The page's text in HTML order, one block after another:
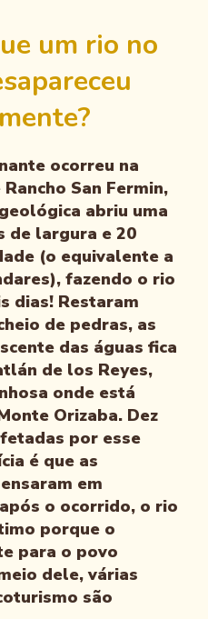
um rio no
ocorreu na
San Fermin,
abriu uma
de largura e 20
(o equivalente a
fazendo o rio
dias! Restaram
de pedras, as
das águas fica
de los Reyes,
onde está
Orizaba. Dez
por esse
é que as
em
o ocorrido, o rio
porque o
para o povo
dele, várias
são